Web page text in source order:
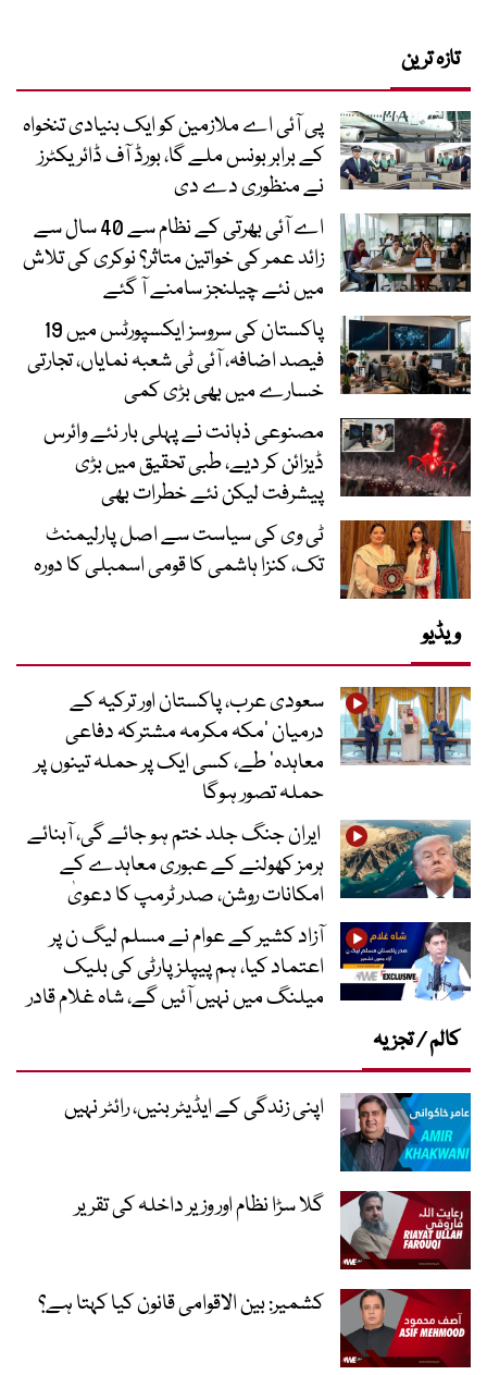
تازہ ترین
پی آئی اے ملازمین کو ایک بنیادی تنخواہ
کے برابر بونس ملے گا، بورڈ آف ڈائریکٹرز
نے منظوری دے دی
اے آئی بھرتی کے نظام سے 40 سال سے
زائد عمر کی خواتین متاثر؟ نوکری کی تلاش
میں نئے چیلنجز سامنے آ گئے
پاکستان کی سروسز ایکسپورٹس میں 19
فیصد اضافہ، آئی ٹی شعبہ نمایاں، تجارتی
خسارے میں بھی بڑی کمی
مصنوعی ذہانت نے پہلی بار نئے وائرس
ڈیزائن کر دیے، طبی تحقیق میں بڑی
پیشرفت لیکن نئے خطرات بھی
ٹی وی کی سیاست سے اصل پارلیمنٹ
تک، کنزا ہاشمی کا قومی اسمبلی کا دورہ
ویڈیو
سعودی عرب، پاکستان اور ترکیہ کے
درمیان ’مکہ مکرمہ مشترکہ دفاعی
معاہدہ‘ طے، کسی ایک پر حملہ تینوں پر
حملہ تصور ہوگا
ایران جنگ جلد ختم ہو جائے گی، آبنائے
ہرمز کھولنے کے عبوری معاہدے کے
امکانات روشن، صدر ٹرمپ کا دعویٰ
آزاد کشیر کے عوام نے مسلم لیگ ن پر
اعتماد کیا، ہم پیپلز پارٹی کی بلیک
میلنگ میں نہیں آئیں گے، شاہ غلام قادر
کالم / تجزیہ
اپنی زندگی کے ایڈیٹر بنیں، رائٹر نہیں
گلا سڑا نظام اور وزیر داخلہ کی تقریر
کشمیر: بین الاقوامی قانون کیا کہتا ہے؟